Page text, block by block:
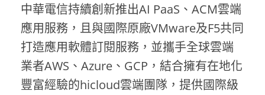
中華電信持續創新推出AI PaaS、ACM雲端
應用服務，且與國際原廠VMware及F5共同
打造應用軟體訂閱服務，並攜手全球雲端
業者AWS、Azure、GCP，結合擁有在地化
豐富經驗的hicloud雲端團隊，提供國際級